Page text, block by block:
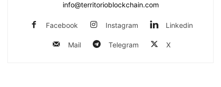
info@territorioblockchain.com
Facebook Instagram Linkedin
Mail Telegram X